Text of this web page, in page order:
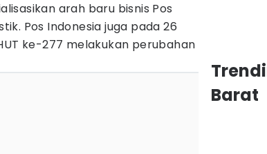
arah baru bisnis Pos
Pos Indonesia juga pada 26
ke-277 melakukan perubahan
Barat